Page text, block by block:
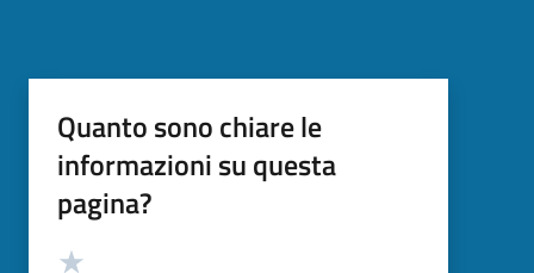
Quanto sono chiare le
informazioni su questa
pagina?
Valutazione